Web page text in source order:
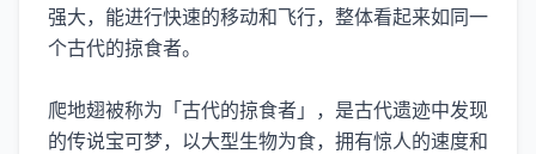
强大，能进行快速的移动和飞行，整体看起来如同一
个古代的掠食者。
爬地翅被称为「古代的掠食者」，是古代遗迹中发现
的传说宝可梦，以大型生物为食，拥有惊人的速度和